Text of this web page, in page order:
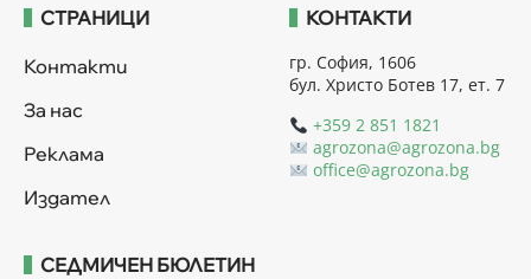
СТРАНИЦИ
Контакти
За нас
Реклама
Издател
КОНТАКТИ
гр. София, 1606
бул. Христо Ботев 17, ет. 7
+359 2 851 1821
agrozona@agrozona.bg
office@agrozona.bg
СЕДМИЧЕН БЮЛЕТИН